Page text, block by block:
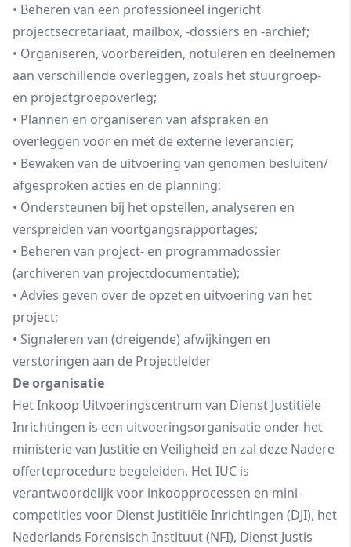
• Beheren van een professioneel ingericht
projectsecretariaat, mailbox, -dossiers en -archief;
• Organiseren, voorbereiden, notuleren en deelnemen
aan verschillende overleggen, zoals het stuurgroep-
en projectgroepoverleg;
• Plannen en organiseren van afspraken en
overleggen voor en met de externe leverancier;
• Bewaken van de uitvoering van genomen besluiten/
afgesproken acties en de planning;
• Ondersteunen bij het opstellen, analyseren en
verspreiden van voortgangsrapportages;
• Beheren van project- en programmadossier
(archiveren van projectdocumentatie);
• Advies geven over de opzet en uitvoering van het
project;
• Signaleren van (dreigende) afwijkingen en
verstoringen aan de Projectleider
De organisatie
Het Inkoop Uitvoeringscentrum van Dienst Justitiële
Inrichtingen is een uitvoeringsorganisatie onder het
ministerie van Justitie en Veiligheid en zal deze Nadere
offerteprocedure begeleiden. Het IUC is
verantwoordelijk voor inkoopprocessen en mini-
competities voor Dienst Justitiële Inrichtingen (DJI), het
Nederlands Forensisch Instituut (NFI), Dienst Justis